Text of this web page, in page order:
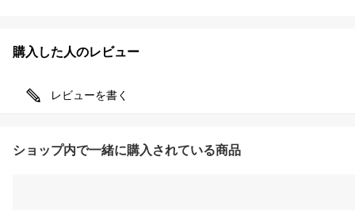
購入した人のレビュー
レビューを書く
ショップ内で一緒に購入されている商品